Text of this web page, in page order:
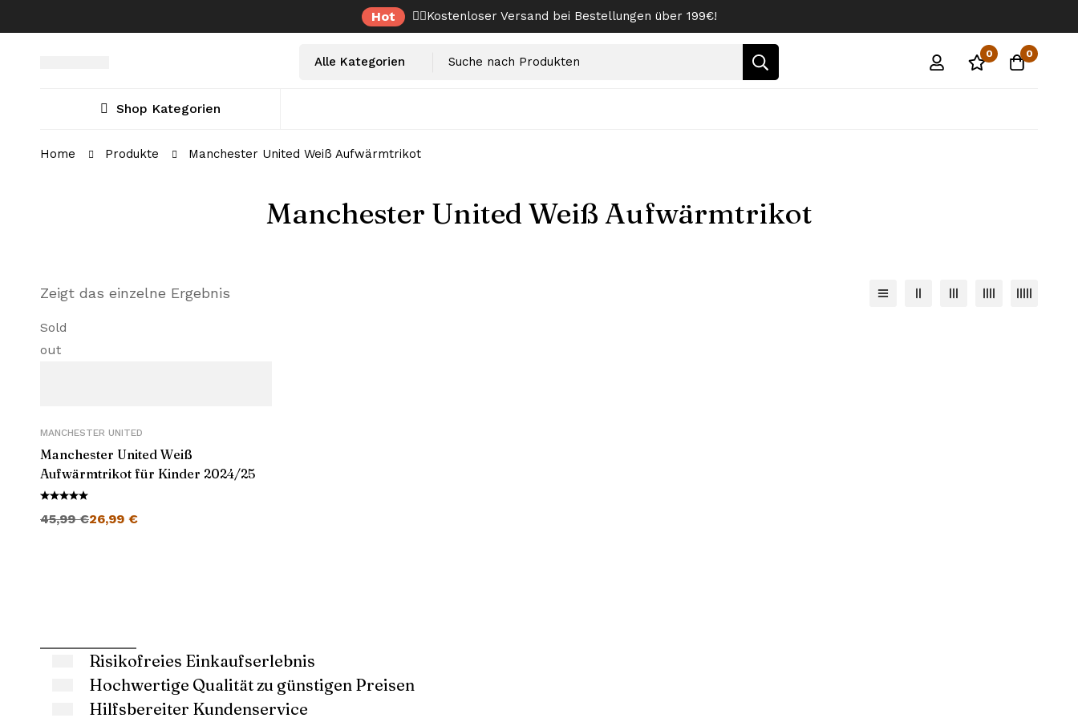
Hot ✌🏼Kostenloser Versand bei Bestellungen über 199€!
Select
Suche
0 0
Shop Kategorien
Home Produkte Manchester United Weiß Aufwärmtrikot
Manchester United Weiß Aufwärmtrikot
Zeigt das einzelne Ergebnis
Sold
out
MANCHESTER UNITED
Manchester United Weiß
Aufwärmtrikot für Kinder 2024/25
45,99€26,99 €
Risikofreies Einkaufserlebnis
Hochwertige Qualität zu günstigen Preisen
Hilfsbereiter Kundenservice